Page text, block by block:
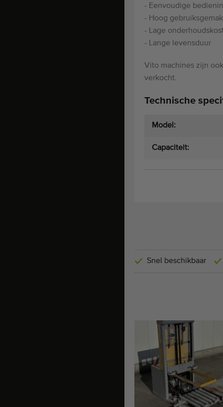
- Eenvoudige
- Hoog gebruiksgemak
- Lage
- Lange levensduur
Vito machines zijn
verkocht.
Technische
Model:
Capaciteit:
Snel beschikbaar